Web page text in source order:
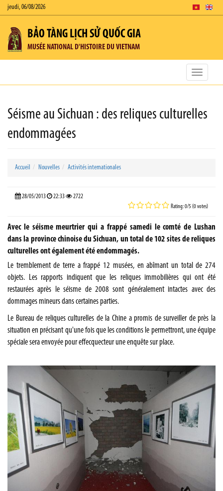
jeudi, 06/08/2026
BẢO TÀNG LỊCH SỬ QUỐC GIA
MUSÉE NATIONAL D'HISTOIRE DU VIETNAM
Toggle
Séisme au Sichuan : des reliques culturelles
endommagées
Accueil Nouvelles Activités internationales
28/05/2013 22:33 2722
Rating: 0/5 (0 votes)
Avec le séisme meurtrier qui a frappé samedi le comté de Lushan
dans la province chinoise du Sichuan, un total de 102 sites de reliques
culturelles ont également été endommagés.
Le tremblement de terre a frappé 12 musées, en abîmant un total de 274
objets. Les rapports indiquent que les reliques immobilières qui ont été
restaurées après le séisme de 2008 sont généralement intactes avec des
dommages mineurs dans certaines parties.
Le Bureau de reliques culturelles de la Chine a promis de surveiller de près la
situation en précisant qu'une fois que les conditions le permettront, une équipe
spéciale sera envoyée pour effecquecteur une enquête sur place.